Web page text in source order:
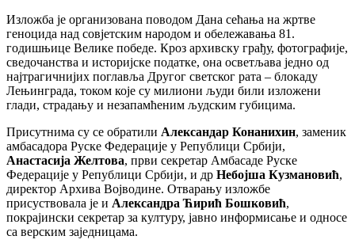
​Изложба је организована поводом Дана сећања на жртве
геноцида над совјетским народом и обележавања 81.
годишњице Велике победе. Кроз архивску грађу, фотографије,
сведочанства и историјске податке, она осветљава једно од
најтрагичнијих поглавља Другог светског рата – блокаду
Лењинграда, током које су милиони људи били изложени
глади, страдању и незапамћеним људским губицима.
​Присутнима су се обратили Александар Конанихин, заменик
амбасадора Руске Федерације у Републици Србији,
Анастасија Желтова, први секретар Амбасаде Руске
Федерације у Републици Србији, и др Небојша Кузмановић,
директор Архива Војводине. Отварању изложбе
присуствовала је и Александра Ћирић Бошковић,
покрајински секретар за културу, јавно информисање и односе
са верским заједницама.